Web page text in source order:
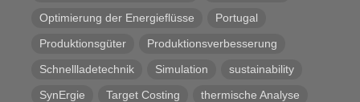
Optimierung der Energieflüsse
Portugal
Produktionsgüter
Produktionsverbesserung
Schnellladetechnik
Simulation
sustainability
SynErgie
Target Costing
thermische Analyse